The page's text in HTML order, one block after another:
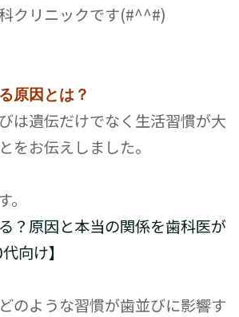
クリニックです(#^^#)
原因とは？
は遺伝だけでなく生活習慣が大
をお伝えしました。
？原因と本当の関係を歯科医が
向け】
のような習慣が歯並びに影響す